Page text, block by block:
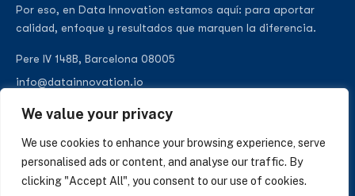
We value your privacy
We use cookies to enhance your browsing experience, serve
personalised ads or content, and analyse our traffic. By
clicking "Accept All", you consent to our use of cookies.
Por eso, en Data Innovation estamos aquí: para aportar
calidad, enfoque y resultados que marquen la diferencia.
Pere IV 148B, Barcelona 08005
info@datainnovation.io